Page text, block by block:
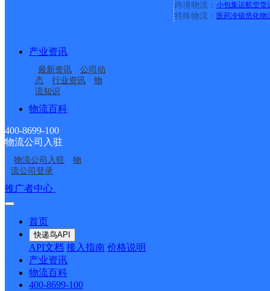
跨境物流： 小包集运航空货
特殊物流： 医药冷链危化物
产业资讯
最新资讯
公司动
态
行业资讯
物
流知识
物流百科
400-8699-100
物流公司入驻
物流公司入驻
物
流公司登录
推广者中心
首页
快递鸟API
API文档 接入指南 价格说明
产业资讯
物流百科
400-8699-100
居楼分部
广东云浮公司金辉煌分
部
广东云浮公司云城区城
南分部
广东云浮公司云城区城
西分部
广东云浮公司腰古分部
广东云浮公司兴云分部
广东云浮公司河口便民
接口API
API接口 DEMO下载
关于我们
公司介绍 企业动态